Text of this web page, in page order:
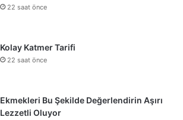
22 saat önce
Kolay Katmer Tarifi
22 saat önce
Ekmekleri Bu Şekilde Değerlendirin Aşırı
Lezzetli Oluyor